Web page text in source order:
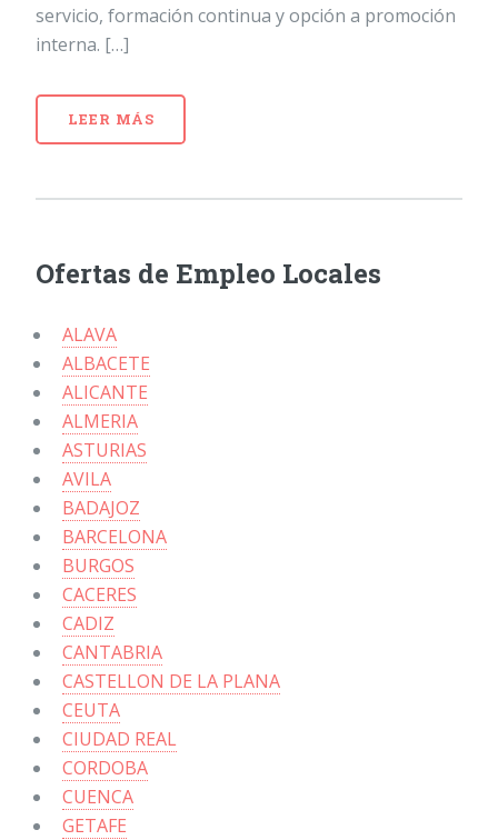
servicio, formación continua y opción a promoción
interna. […]
LEER MÁS
Ofertas de Empleo Locales
ALAVA
ALBACETE
ALICANTE
ALMERIA
ASTURIAS
AVILA
BADAJOZ
BARCELONA
BURGOS
CACERES
CADIZ
CANTABRIA
CASTELLON DE LA PLANA
CEUTA
CIUDAD REAL
CORDOBA
CUENCA
GETAFE